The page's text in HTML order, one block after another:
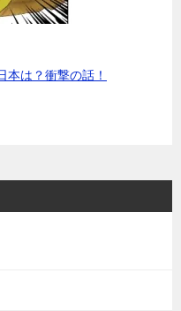
本は？衝撃の話！